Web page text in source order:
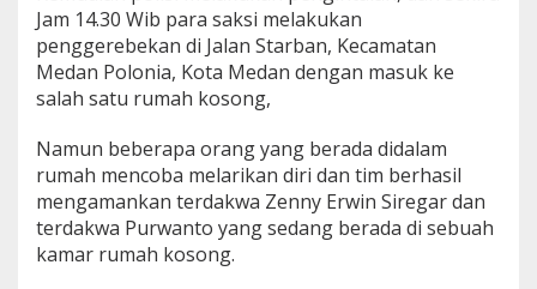
Jam 14.30 Wib para saksi melakukan
penggerebekan di Jalan Starban, Kecamatan
Medan Polonia, Kota Medan dengan masuk ke
salah satu rumah kosong,
Namun beberapa orang yang berada didalam
rumah mencoba melarikan diri dan tim berhasil
mengamankan terdakwa Zenny Erwin Siregar dan
terdakwa Purwanto yang sedang berada di sebuah
kamar rumah kosong.